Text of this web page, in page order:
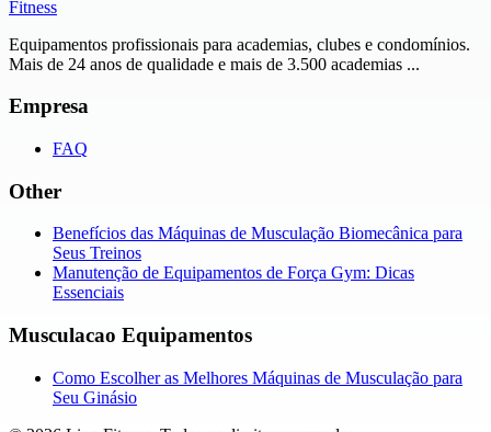
Fitness
Equipamentos profissionais para academias, clubes e condomínios.
Mais de 24 anos de qualidade e mais de 3.500 academias ...
Empresa
FAQ
Other
Benefícios das Máquinas de Musculação Biomecânica para
Seus Treinos
Manutenção de Equipamentos de Força Gym: Dicas
Essenciais
Musculacao Equipamentos
Como Escolher as Melhores Máquinas de Musculação para
Seu Ginásio